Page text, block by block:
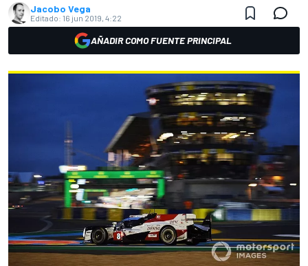
Jacobo Vega
Editado: 16 jun 2019, 4:22
AÑADIR COMO FUENTE PRINCIPAL